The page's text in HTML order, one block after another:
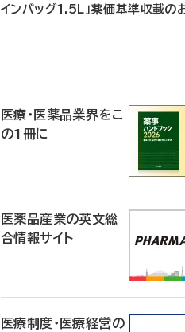
インバッグ1.5L」薬価基準収載の
医療・医薬品業界をこ
の1冊に
医薬品産業の英文総
合情報サイト
医療制度・医療経営の